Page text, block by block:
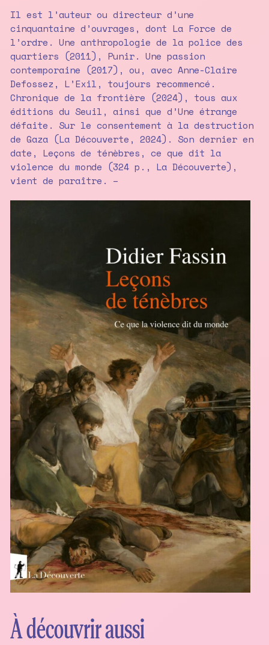
Il est l’auteur ou directeur d’une
cinquantaine d’ouvrages, dont La Force de
l’ordre. Une anthropologie de la police des
quartiers (2011), Punir. Une passion
contemporaine (2017), ou, avec Anne-Claire
Defossez, L’Exil, toujours recommencé.
Chronique de la frontière (2024), tous aux
éditions du Seuil, ainsi que d’Une étrange
défaite. Sur le consentement à la destruction
de Gaza (La Découverte, 2024). Son dernier en
date, Leçons de ténèbres, ce que dit la
violence du monde (324 p., La Découverte),
vient de paraître. –
À découvrir aussi